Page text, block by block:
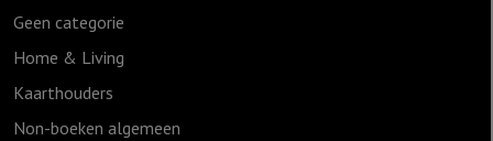
Geen categorie
Home & Living
Kaarthouders
Non-boeken algemeen